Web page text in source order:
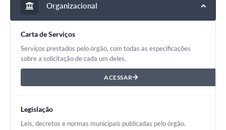
Organizacional
Carta de Serviços
Serviços prestados pelo órgão, com todas as especificações
sobre a solicitação de cada um deles.
ACESSAR
Legislação
Leis, decretos e normas municipais publicadas pelo órgão.